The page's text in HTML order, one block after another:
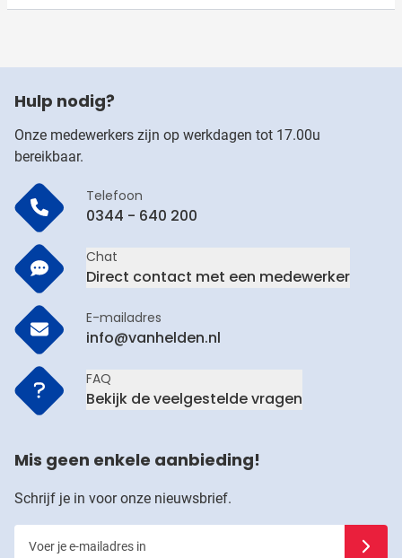
Hulp nodig?
Onze medewerkers zijn op werkdagen tot 17.00u
bereikbaar.
Telefoon
0344 - 640 200
Chat
Direct contact met een medewerker
E-mailadres
info@vanhelden.nl
FAQ
Bekijk de veelgestelde vragen
Mis geen enkele aanbieding!
Schrijf je in voor onze nieuwsbrief.